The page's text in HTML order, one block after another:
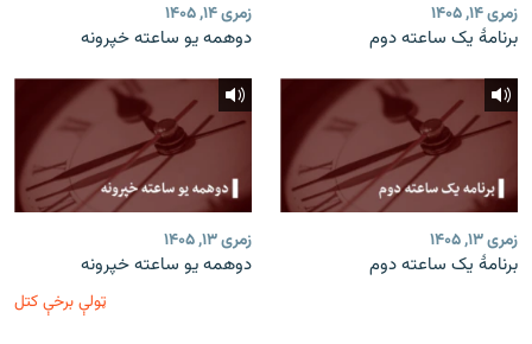
زمری ۱۴, ۱۴۰۵
برنامۀ یک ساعته دوم
زمری ۱۴, ۱۴۰۵
دوهمه یو ساعته خپرونه
زمری ۱۳, ۱۴۰۵
برنامۀ یک ساعته دوم
زمری ۱۳, ۱۴۰۵
دوهمه یو ساعته خپرونه
ټولې برخې کتل